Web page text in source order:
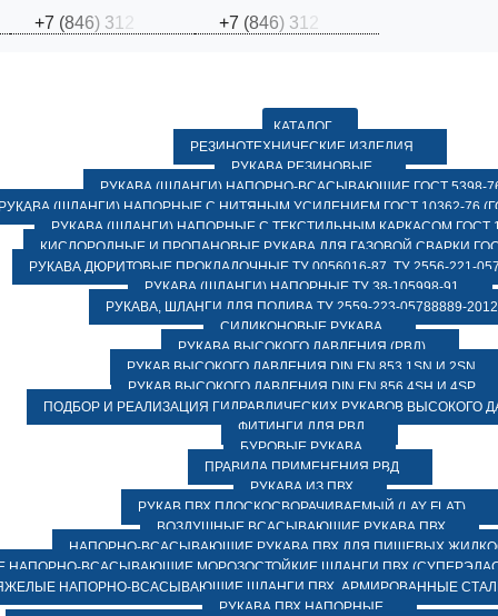
+7 (846) 31 +7 (846) 31
КАТАЛОГ
РЕЗИНОТЕХНИЧЕСКИЕ ИЗДЕЛИЯ
РУКАВА РЕЗИНОВЫЕ
РУКАВА (ШЛАНГИ) НАПОРНО-ВСАСЫВАЮЩИЕ ГОСТ 5398-
(ШЛАНГИ) НАПОРНЫЕ С НИТЯНЫМ УСИЛЕНИЕМ ГОСТ 10362-76
РУКАВА (ШЛАНГИ) НАПОРНЫЕ С ТЕКСТИЛЬНЫМ КАРКАСОМ ГОСТ
КИСЛОРОДНЫЕ И ПРОПАНОВЫЕ РУКАВА ДЛЯ ГАЗОВОЙ СВАРКИ
РУКАВА ДЮРИТОВЫЕ ПРОКЛАДОЧНЫЕ ТУ 0056016-87, ТУ 2556-221-
РУКАВА (ШЛАНГИ) НАПОРНЫЕ ТУ 38-105998-91
РУКАВА, ШЛАНГИ ДЛЯ ПОЛИВА ТУ 2559-223-05788889-2012
СИЛИКОНОВЫЕ РУКАВА
РУКАВА ВЫСОКОГО ДАВЛЕНИЯ (РВД)
РУКАВ ВЫСОКОГО ДАВЛЕНИЯ DIN EN 853 1SN И 2SN
РУКАВ ВЫСОКОГО ДАВЛЕНИЯ DIN EN 856 4SH И 4SP
ПОДБОР И РЕАЛИЗАЦИЯ ГИДРАВЛИЧЕСКИХ РУКАВОВ ВЫСОКОГО
ФИТИНГИ ДЛЯ РВД
БУРОВЫЕ РУКАВА
ПРАВИЛА ПРИМЕНЕНИЯ РВД
РУКАВА ИЗ ПВХ
РУКАВ ПВХ ПЛОСКОСВОРАЧИВАЕМЫЙ (LAY FLAT)
ВОЗДУШНЫЕ ВСАСЫВАЮЩИЕ РУКАВА ПВХ
НАПОРНО-ВСАСЫВАЮЩИЕ РУКАВА ПВХ ДЛЯ ПИЩЕВЫХ
НАПОРНО-ВСАСЫВАЮЩИЕ МОРОЗОСТОЙКИЕ ШЛАНГИ ПВХ
НАПОРНО-ВСАСЫВАЮЩИЕ ШЛАНГИ ПВХ, АРМИРОВАННЫЕ
РУКАВА ПВХ НАПОРНЫЕ